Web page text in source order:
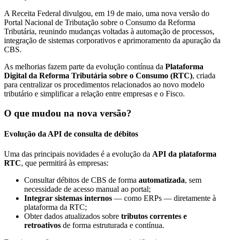
A Receita Federal divulgou, em 19 de maio, uma nova versão do
Portal Nacional de Tributação sobre o Consumo da Reforma
Tributária, reunindo mudanças voltadas à automação de processos,
integração de sistemas corporativos e aprimoramento da apuração da
CBS.
As melhorias fazem parte da evolução contínua da Plataforma
Digital da Reforma Tributária sobre o Consumo (RTC), criada
para centralizar os procedimentos relacionados ao novo modelo
tributário e simplificar a relação entre empresas e o Fisco.
O que mudou na nova versão?
Evolução da API de consulta de débitos
Uma das principais novidades é a evolução da API da plataforma
RTC, que permitirá às empresas:
Consultar débitos de CBS de forma automatizada, sem
necessidade de acesso manual ao portal;
Integrar sistemas internos — como ERPs — diretamente à
plataforma da RTC;
Obter dados atualizados sobre tributos correntes e
retroativos de forma estruturada e contínua.